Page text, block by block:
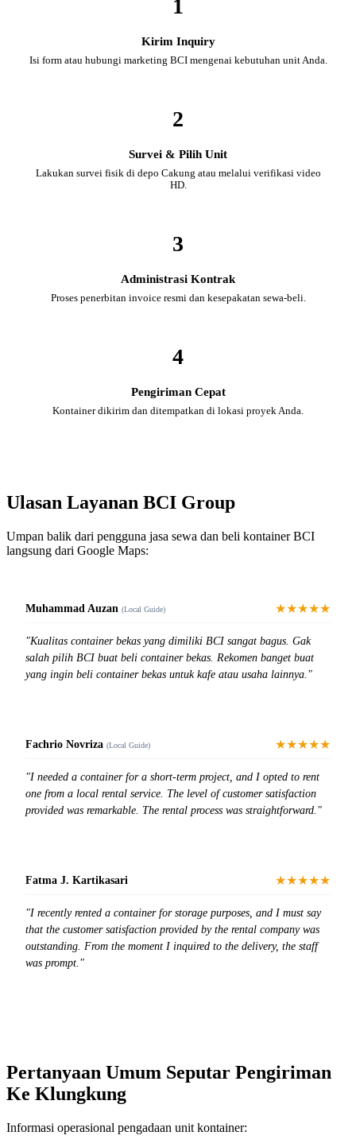
1
Kirim Inquiry
Isi form atau hubungi marketing BCI mengenai kebutuhan unit Anda.
2
Survei & Pilih Unit
Lakukan survei fisik di depo Cakung atau melalui verifikasi video
HD.
3
Administrasi Kontrak
Proses penerbitan invoice resmi dan kesepakatan sewa-beli.
4
Pengiriman Cepat
Kontainer dikirim dan ditempatkan di lokasi proyek Anda.
Ulasan Layanan BCI Group
Umpan balik dari pengguna jasa sewa dan beli kontainer BCI
langsung dari Google Maps:
Muhammad Auzan (Local Guide) ★★★★★
"Kualitas container bekas yang dimiliki BCI sangat bagus. Gak
salah pilih BCI buat beli container bekas. Rekomen banget buat
yang ingin beli container bekas untuk kafe atau usaha lainnya."
Fachrio Novriza (Local Guide) ★★★★★
"I needed a container for a short-term project, and I opted to rent
one from a local rental service. The level of customer satisfaction
provided was remarkable. The rental process was straightforward."
Fatma J. Kartikasari ★★★★★
"I recently rented a container for storage purposes, and I must say
that the customer satisfaction provided by the rental company was
outstanding. From the moment I inquired to the delivery, the staff
was prompt."
Pertanyaan Umum Seputar Pengiriman
Ke Klungkung
Informasi operasional pengadaan unit kontainer: